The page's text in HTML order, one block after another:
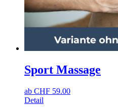
Sport Massage
ab CHF 59.00
Detail